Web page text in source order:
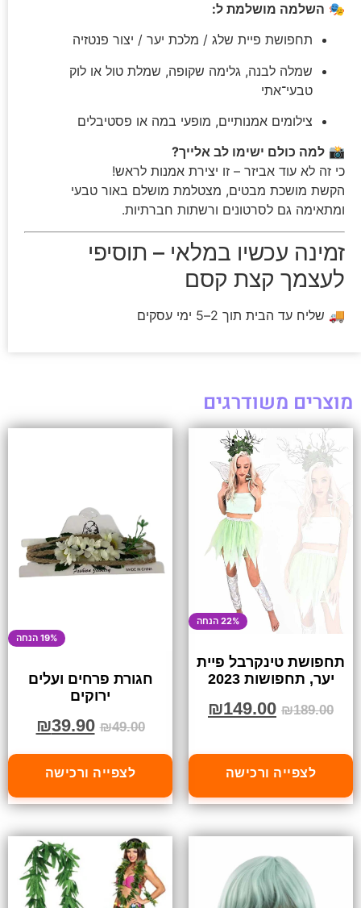
🎭 השלמה מושלמת ל:
תחפושת פיית שלג / מלכת יער / יצור פנטזיה
שמלה לבנה, גלימה שקופה, שמלת טול או לוק
טבעי־אתי
צילומים אמנותיים, מופעי במה או פסטיבלים
📸 למה כולם ישימו לב אלייך?
כי זה לא עוד אביזר – זו יצירת אמנות לראש!
הקשת מושכת מבטים, מצטלמת מושלם באור טבעי
ומתאימה גם לסרטונים ורשתות חברתיות.
זמינה עכשיו במלאי – תוסיפי
לעצמך קצת קסם
🚚 שליח עד הבית תוך 2–5 ימי עסקים
מוצרים משודרגים
22% הנחה
תחפושת טינקרבל פיית
יער, תחפושות 2023
₪189.00
₪149.00
לצפייה ורכישה
19% הנחה
חגורת פרחים ועלים
ירוקים
₪49.00
₪39.90
לצפייה ורכישה